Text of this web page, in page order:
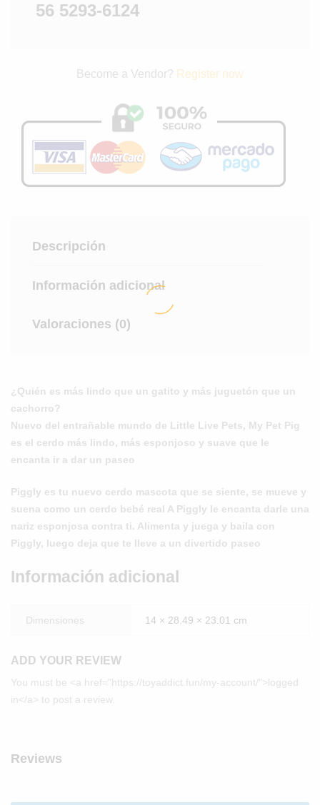
56 5293-6124
Become a Vendor? Register now
Descripción
Información adicional
Valoraciones (0)
¿Quién es más lindo que un gatito y más juguetón que un
cachorro?
Nuevo del entrañable mundo de Little Live Pets, My Pet Pig
es el cerdo más lindo, más esponjoso y suave que le
encanta ir a dar un paseo
Piggly es tu nuevo cerdo mascota que se siente, se mueve y
suena como un cerdo bebé real A Piggly le encanta darle una
nariz esponjosa contra ti. Alimenta y juega y baila con
Piggly, luego deja que te lleve a un divertido paseo
Información adicional
Dimensiones 14 × 28.49 × 23.01 cm
ADD YOUR REVIEW
You must be <a href="https://toyaddict.fun/my-account/">logged
in</a> to post a review.
Reviews